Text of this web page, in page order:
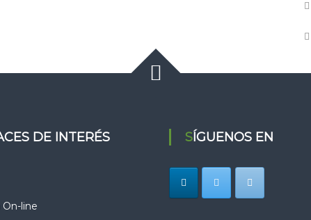
DE INTERÉS
On-line
SÍGUENOS EN